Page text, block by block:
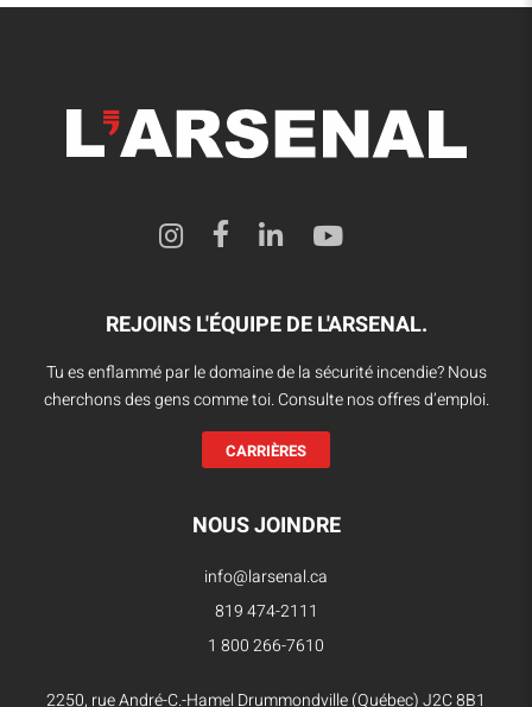
REJOINS L'ÉQUIPE DE L'ARSENAL.
Tu es enflammé par le domaine de la sécurité incendie? Nous
cherchons des gens comme toi. Consulte nos offres d’emploi.
CARRIÈRES
NOUS JOINDRE
info@larsenal.ca
819 474-2111
1 800 266-7610
2250, rue André-C.-Hamel Drummondville (Québec) J2C 8B1